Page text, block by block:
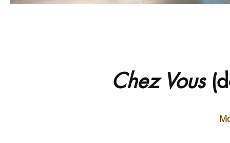
Chez Vous